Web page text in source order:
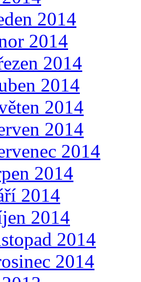
2014
2014
2014
2014
2014
2014
2014
2014
2014
2014
2014
2014